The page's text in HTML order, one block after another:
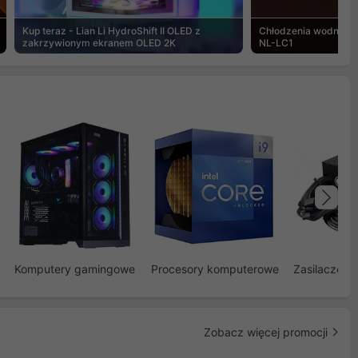
Kup teraz - Lian Li HydroShift II OLED z
zakrzywionym ekranem OLED 2K
Chłodzenia wodne
NL-LC1
Komputery gamingowe Procesory komputerowe Zasilacze
Zobacz więcej promocji